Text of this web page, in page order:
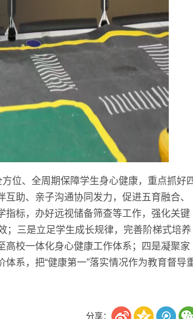
位、全周期保障学生身心健康，重点抓好
助、亲子沟通协同发力，促进五育融合、
指标，办好远视储备筛查等工作，强化关键
效；三是立足学生成长规律，完善阶梯式培养
校一体化身心健康工作体系；四是凝聚家
系，把“健康第一”落实情况作为教育督导
分享：